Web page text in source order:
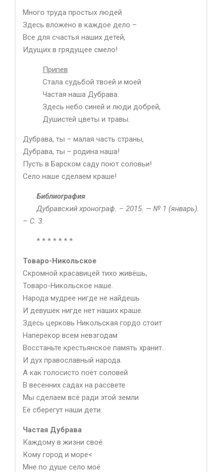
Много труда простых людей
Здесь вложено в каждое дело –
Все для счастья наших детей,
Идущих в грядущее смело!
Припев
Стала судьбой твоей и моей
Частая наша Дубрава.
Здесь небо синей и люди добрей,
Душистей цветы и травы.
Дубрава, ты – малая часть страны,
Дубрава, ты – родина наша!
Пусть в Барском саду поют соловьи!
Село наше сделаем краше!
Библиография
Дубравский хронограф. – 2015. — № 1 (январь).
– С. 3.
* * * * * * *
Товаро-Никольское
Скромной красавицей тихо живёшь,
Товаро-Никольское наше.
Народа мудрее нигде не найдешь
И девушек нигде нет наших краше.
Здесь церковь Никольская гордо стоит
Наперекор всем невзгодам
Восстаньте крестьянское память хранит.
И дух православный народа.
А как голосисто поёт соловей
В весенних садах на рассвете
Мы сделаем всё ради этой земли
Её сберегут наши дети.
Частая Дубрава
Каждому в жизни своё
Кому город и море<
Мне по душе село моё